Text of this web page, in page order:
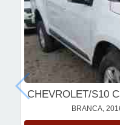
CHEVROLET/S10
BRANCA,